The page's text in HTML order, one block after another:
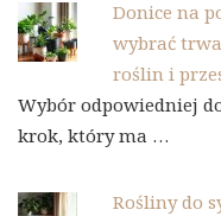
Donice na
wybrać
roślin i
Wybór odpowiedniej
krok, który ma …
Rośliny do